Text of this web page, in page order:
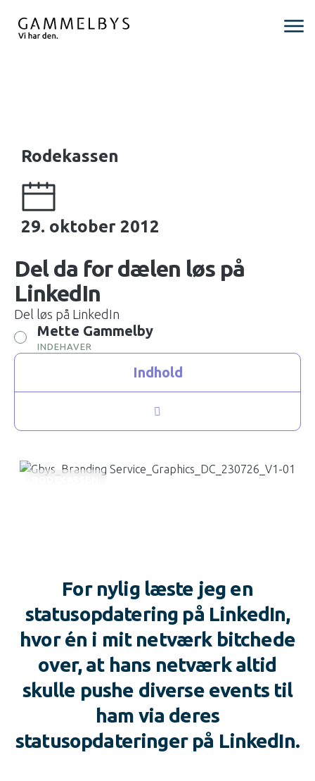
Rodekassen
29. oktober 2012
Del da for dælen løs på
LinkedIn
Del løs på LinkedIn
Mette Gammelby
INDEHAVER
Indhold
For nylig læste jeg en
statusopdatering på LinkedIn,
hvor én i mit netværk bitchede
over, at hans netværk altid
skulle pushe diverse events til
ham via deres
statusopdateringer på LinkedIn.